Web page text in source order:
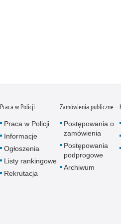
Praca w Policji
Praca w Policji
Informacje
Ogłoszenia
Listy rankingowe
Rekrutacja
Zamówienia publiczne
Postępowania o
zamówienia
Postępowania
podprogowe
Archiwum